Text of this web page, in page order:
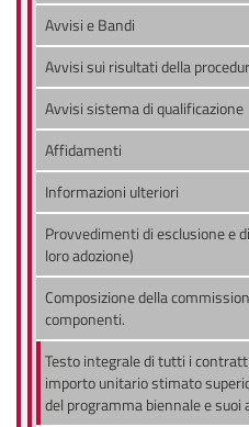
Avvisi e Bandi
Avvisi sui risultati della
Avvisi sistema di qualificazione
Affidamenti
Informazioni ulteriori
Provvedimenti di esclusione e
loro adozione)
Composizione della
componenti.
Testo integrale di tutti i
importo unitario stimato
del programma biennale e suoi